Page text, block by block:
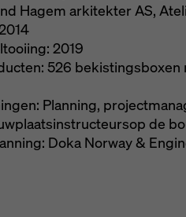
Hagem arkitekter AS,
2019
526
Planning,
de
Doka Norway &